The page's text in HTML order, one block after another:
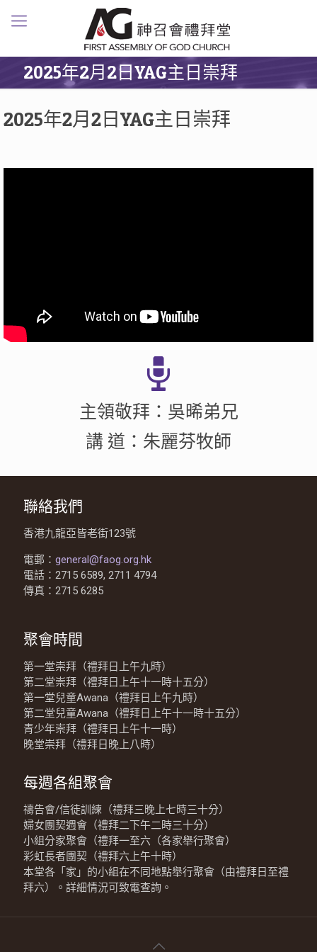
2025年2月2日YAG主日崇拜
2025年2月2日YAG主日崇拜
主領敬拜：吳晞弟兄
講 道：朱麗芬牧師
聯絡我們
香港九龍亞皆老街123號
電郵： general@faog.org.hk
電話：2715 6589, 2711 4794
傳真：2715 6285
聚會時間
第一堂崇拜（禮拜日上午九時）
第二堂崇拜（禮拜日上午十一時十五分）
第一堂兒童Awana（禮拜日上午九時）
第二堂兒童Awana（禮拜日上午十一時十五分）
青少年崇拜（禮拜日上午十一時）
晚堂崇拜（禮拜日晚上八時）
每週各組聚會
禱告會/信徒訓練（禮拜三晚上七時三十分）
婦女團契週會（禮拜二下午二時三十分）
小組分家聚會（禮拜一至六（各家舉行聚會）
彩虹長者團契（禮拜六上午十時）
本堂各「家」的小組在不同地點舉行聚會（由禮拜日至禮
拜六）。詳細情況可致電查詢。